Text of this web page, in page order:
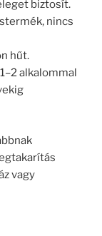
biztosít.
nincs
hűt.
alkalommal
vagy